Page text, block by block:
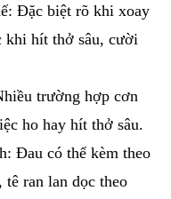
Đặc biệt rõ khi xoay
khi hít thở sâu, cười
trường hợp cơn
ho hay hít thở sâu.
Đau có thể kèm theo
ran lan dọc theo